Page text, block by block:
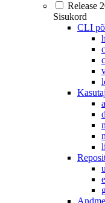
Release
Sisukord
CLI